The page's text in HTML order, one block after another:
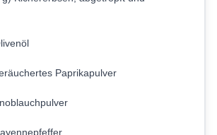
Paprikapulver